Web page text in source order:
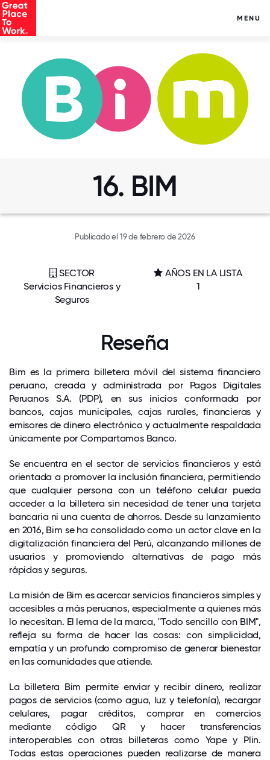
MENU
16. BIM
Publicado el 19 de febrero de 2026
SECTOR
Servicios Financieros y
Seguros
AÑOS EN LA LISTA
1
Reseña
Bim es la primera billetera móvil del sistema financiero
peruano, creada y administrada por Pagos Digitales
Peruanos S.A. (PDP), en sus inicios conformada por
bancos, cajas municipales, cajas rurales, financieras y
emisores de dinero electrónico y actualmente respaldada
únicamente por Compartamos Banco.
Se encuentra en el sector de servicios financieros y está
orientada a promover la inclusión financiera, permitiendo
que cualquier persona con un teléfono celular pueda
acceder a la billetera sin necesidad de tener una tarjeta
bancaria ni una cuenta de ahorros. Desde su lanzamiento
en 2016, Bim se ha consolidado como un actor clave en la
digitalización financiera del Perú, alcanzando millones de
usuarios y promoviendo alternativas de pago más
rápidas y seguras.
La misión de Bim es acercar servicios financieros simples y
accesibles a más peruanos, especialmente a quienes más
lo necesitan. El lema de la marca, "Todo sencillo con BIM",
refleja su forma de hacer las cosas: con simplicidad,
empatía y un profundo compromiso de generar bienestar
en las comunidades que atiende.
La billetera Bim permite enviar y recibir dinero, realizar
pagos de servicios (como agua, luz y telefonía), recargar
celulares, pagar créditos, comprar en comercios
mediante código QR y hacer transferencias
interoperables con otras billeteras como Yape y Plin.
Todas estas operaciones pueden realizarse de manera